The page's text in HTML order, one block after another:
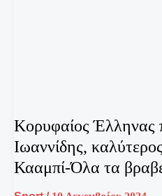
Κορυφαίος Έλληνας
Ιωαννίδης,
Κααμπί-Όλα τα